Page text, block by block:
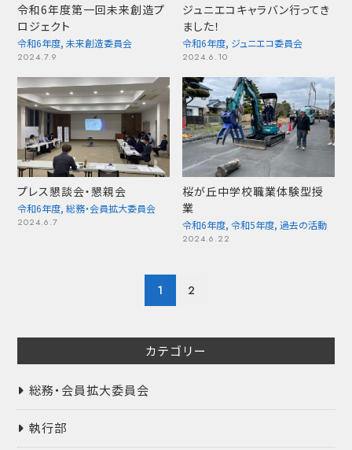
令和6年度第一回未来創造プ
ロジェクト
令和6年度,未来創造委員会
2024.7.9
ジュニエコキャラバン行ってき
ました！
令和6年度, ジュニエコ委員会
2024.6.10
プレス懇談会・懇親会
令和6年度,総務・会員拡大委員会
2024.6.7
桜が丘中学校職業体験型授
業
令和6年度, 令和5年度, 過去の活動
2024.6.22
ペ
ジ
送
1 2
カテゴリー
総務・会員拡大委員会
執行部